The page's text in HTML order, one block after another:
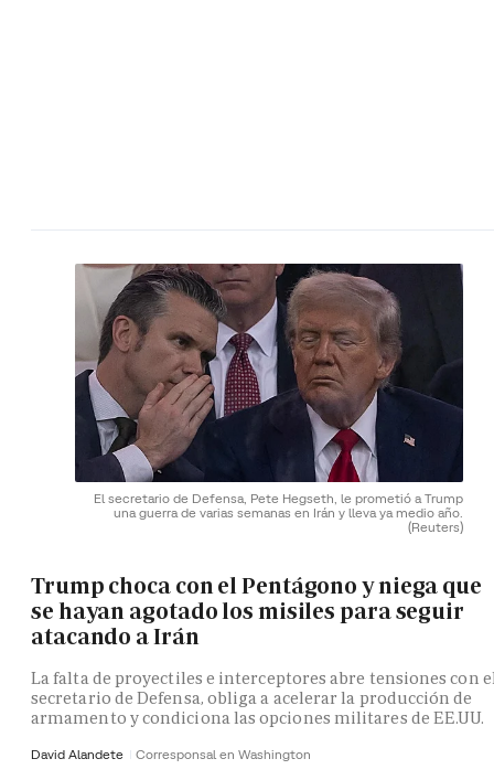
El secretario de Defensa, Pete Hegseth, le prometió a Trump
una guerra de varias semanas en Irán y lleva ya medio año.
(Reuters)
Trump choca con el Pentágono y niega que
se hayan agotado los misiles para seguir
atacando a Irán
La falta de proyectiles e interceptores abre tensiones con
secretario de Defensa, obliga a acelerar la producción de
armamento y condiciona las opciones militares de EE.UU.
David Alandete Corresponsal en Washington